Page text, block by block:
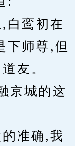
鸾初在
下师尊,但
友。
城的这
准确,我